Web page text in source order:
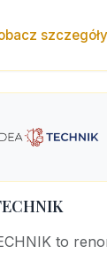
szczegóły
to